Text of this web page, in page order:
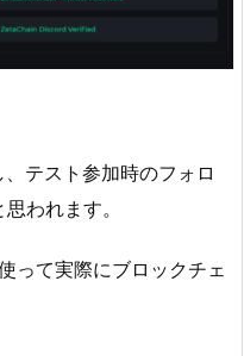
テスト参加時のフォロ
われます。
って実際にブロックチェ